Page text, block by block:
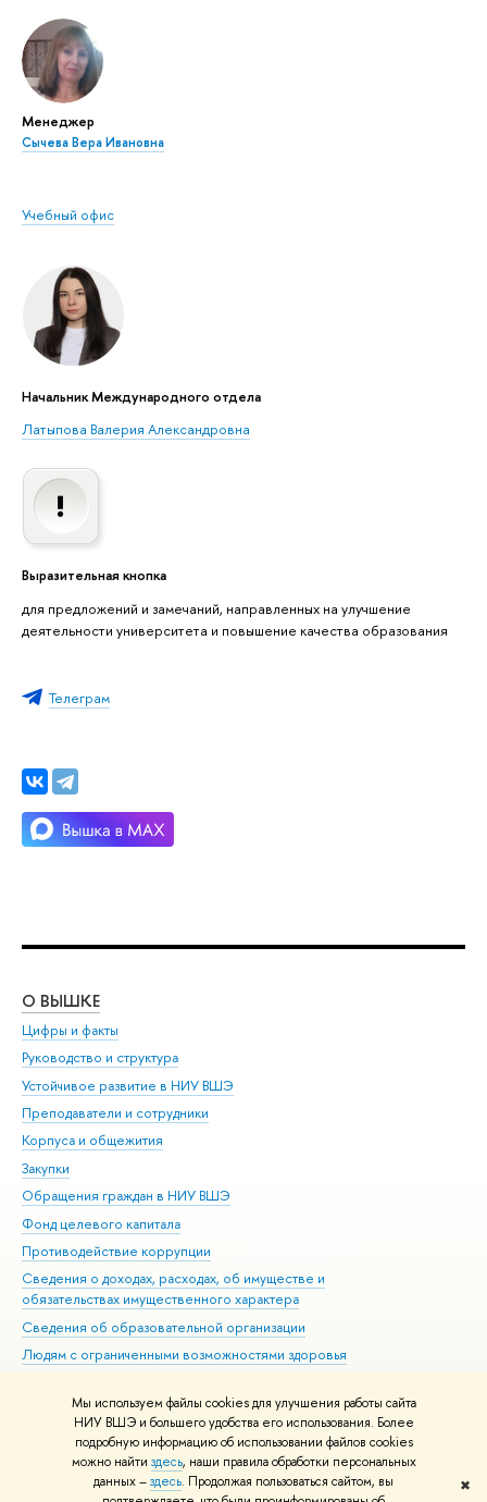
Мы используем файлы cookies для улучшения работы сайта
НИУ ВШЭ и большего удобства его использования. Более
подробную информацию об использовании файлов cookies
можно найти здесь, наши правила обработки персональных
данных –здесь. Продолжая пользоваться сайтом, вы
✖
Менеджер
Сычева Вера Ивановна
Учебный офис
Начальник Международного отдела
Латыпова Валерия Александровна
Выразительная кнопка
для предложений и замечаний, направленных на улучшение
деятельности университета и повышение качества образования
Телеграм
О ВЫШКЕ
Цифры и факты
Руководство и структура
Устойчивое развитие в НИУ ВШЭ
Преподаватели и сотрудники
Корпуса и общежития
Закупки
Обращения граждан в НИУ ВШЭ
Фонд целевого капитала
Противодействие коррупции
Сведения о доходах, расходах, об имуществе и
обязательствах имущественного характера
Сведения об образовательной организации
Людям с ограниченными возможностями здоровья
Работа в Вышке